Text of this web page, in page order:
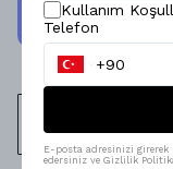
Kullanım
Telefon
E-posta adresinizi
edersiniz ve Gizlilik